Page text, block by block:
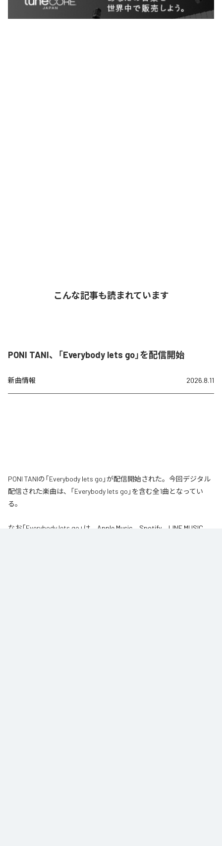
こんな記事も読まれています
PONI TANI、「Everybody lets go」を配信開始
新曲情報 2026.8.11
PONI TANIの「Everybody lets go」が配信開始された。今回デジタル
配信された楽曲は、「Everybody lets go」を含む全1曲となってい
る。
なお「Everybody lets go 」は、 Apple Music Spotify LINE MUSIC